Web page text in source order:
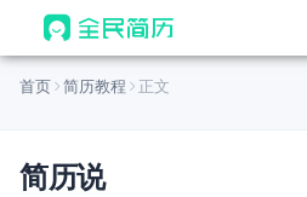
首页
首页 简历教程 正文
简历说